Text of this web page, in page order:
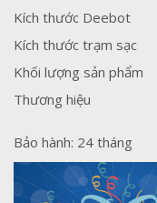
Kích thước Deebot
Kích thước trạm sạc
Khối lượng sản phẩm
Thương hiệu
Bảo hành: 24 tháng